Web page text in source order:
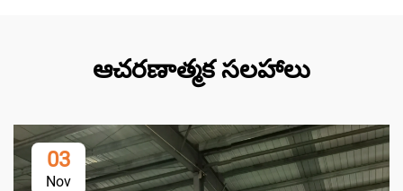
ఆచరణాత్మక సలహాలు
03
Nov